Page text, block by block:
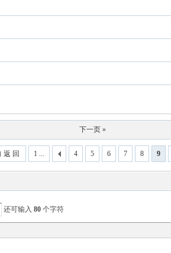
下一页 »
1 ... 4 5 6 7 8 9
返 回
还可输入 80 个字符